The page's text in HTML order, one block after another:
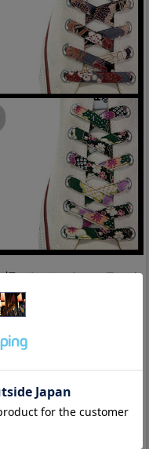
にしているココラック
」のご紹介です！
し、くつひもを製作し
えるだけで、気軽に和
ムです♪
張り加重にも耐えう
て、ポリエステルちり
い。
ない。汚れたら洗濯機